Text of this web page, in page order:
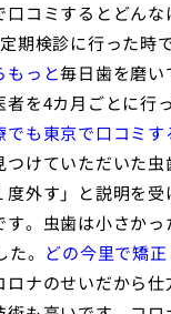
コミするとどんな
期検診に行った時
もっと毎日歯を磨い
を4カ月ごとに行
でも東京で口コミす
けていただいた虫
外す」と説明を受
。虫歯は小さか
。 どの今里で矯
ナのせいだから